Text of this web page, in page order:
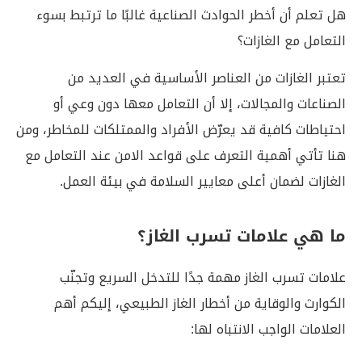
هل تعلم أن أخطر الحوادث الصناعية غالبًا ما ترتبط بسوء
التعامل مع الغازات؟
تعتبر الغازات من العناصر الأساسية في العديد من
الصناعات والمجالات، إلا أن التعامل معها دون وعي أو
احتياطات كافية قد يعرّض الأفراد والممتلكات للمخاطر، ومن
هنا تأتي أهمية التعرف على قواعد الامن عند التعامل مع
الغازات لضمان أعلى معايير السلامة في بيئة العمل.
ما هي علامات تسرب الغاز؟
علامات تسرب الغاز مهمة جدًا للتدخل السريع وتجنّب
الكوارث والوقاية من أخطار الغاز الطبيعي، إليكم أهم
العلامات الواجب الانتباه لها: